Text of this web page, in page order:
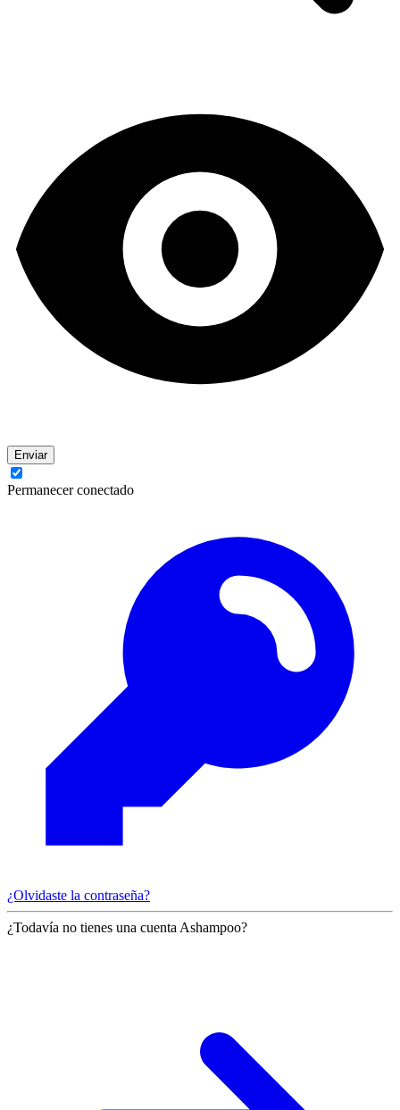
Enviar
Permanecer conectado
¿Olvidaste la contraseña?
¿Todavía no tienes una cuenta Ashampoo?